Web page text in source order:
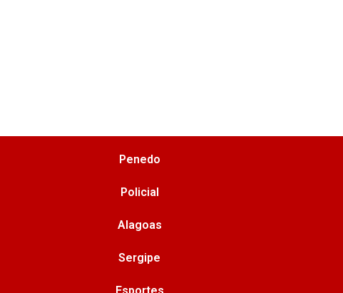
Penedo
Policial
Alagoas
Sergipe